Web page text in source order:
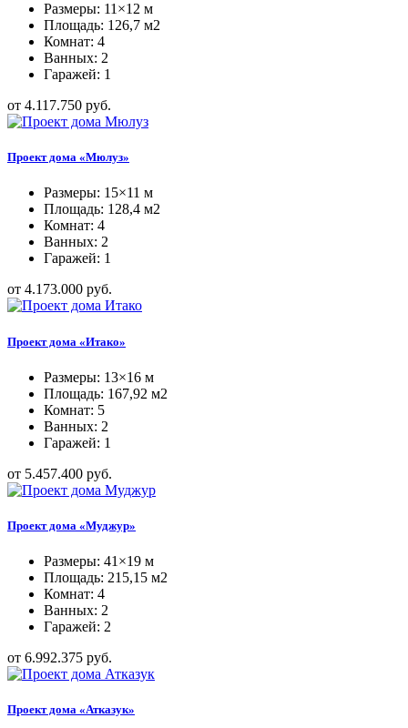
Размеры: 11×12 м
Площадь: 126,7 м2
Комнат: 4
Ванных: 2
Гаражей: 1
от 4.117.750 руб.
Проект дома «Мюлуз»
Размеры: 15×11 м
Площадь: 128,4 м2
Комнат: 4
Ванных: 2
Гаражей: 1
от 4.173.000 руб.
Проект дома «Итако»
Размеры: 13×16 м
Площадь: 167,92 м2
Комнат: 5
Ванных: 2
Гаражей: 1
от 5.457.400 руб.
Проект дома «Муджур»
Размеры: 41×19 м
Площадь: 215,15 м2
Комнат: 4
Ванных: 2
Гаражей: 2
от 6.992.375 руб.
Проект дома «Атказук»